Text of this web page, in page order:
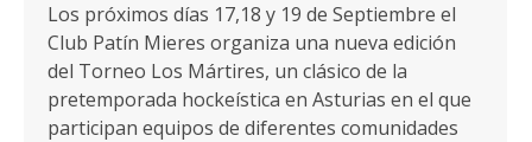
Los próximos días 17,18 y 19 de Septiembre el
Club Patín Mieres organiza una nueva edición
del Torneo Los Mártires, un clásico de la
pretemporada hockeística en Asturias en el que
participan equipos de diferentes comunidades